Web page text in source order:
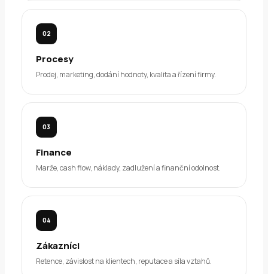
02
Procesy
Prodej, marketing, dodání hodnoty, kvalita a řízení firmy.
03
Finance
Marže, cash flow, náklady, zadlužení a finanční odolnost.
04
Zákazníci
Retence, závislost na klientech, reputace a síla vztahů.